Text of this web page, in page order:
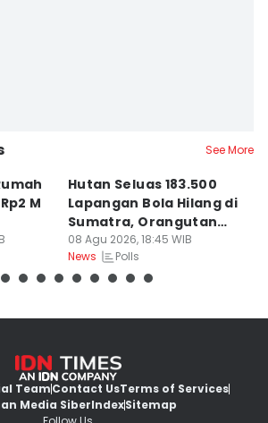
See More
M
Hutan Seluas 183.500
Lapangan Bola Hilang di
Sumatra, Orangutan
Tertekan
08 Agu 2026, 18:45 WIB
News
Polls
TeamContact UsTerms of Services
Media SiberIndexSitemap